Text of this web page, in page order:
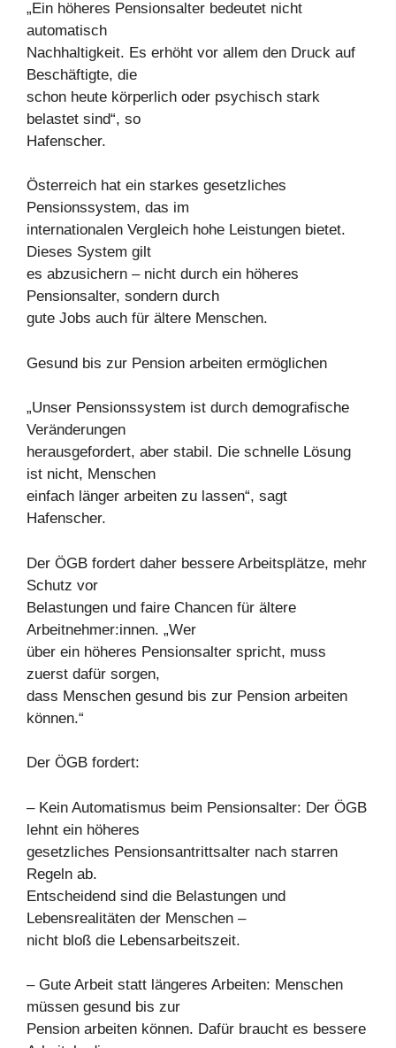
„Ein höheres Pensionsalter bedeutet nicht
automatisch
Nachhaltigkeit. Es erhöht vor allem den Druck auf
Beschäftigte, die
schon heute körperlich oder psychisch stark
belastet sind“, so
Hafenscher.
Österreich hat ein starkes gesetzliches
Pensionssystem, das im
internationalen Vergleich hohe Leistungen bietet.
Dieses System gilt
es abzusichern – nicht durch ein höheres
Pensionsalter, sondern durch
gute Jobs auch für ältere Menschen.
Gesund bis zur Pension arbeiten ermöglichen
„Unser Pensionssystem ist durch demografische
Veränderungen
herausgefordert, aber stabil. Die schnelle Lösung
ist nicht, Menschen
einfach länger arbeiten zu lassen“, sagt
Hafenscher.
Der ÖGB fordert daher bessere Arbeitsplätze, mehr
Schutz vor
Belastungen und faire Chancen für ältere
Arbeitnehmer:innen. „Wer
über ein höheres Pensionsalter spricht, muss
zuerst dafür sorgen,
dass Menschen gesund bis zur Pension arbeiten
können.“
Der ÖGB fordert:
– Kein Automatismus beim Pensionsalter: Der ÖGB
lehnt ein höheres
gesetzliches Pensionsantrittsalter nach starren
Regeln ab.
Entscheidend sind die Belastungen und
Lebensrealitäten der Menschen –
nicht bloß die Lebensarbeitszeit.
– Gute Arbeit statt längeres Arbeiten: Menschen
müssen gesund bis zur
Pension arbeiten können. Dafür braucht es bessere